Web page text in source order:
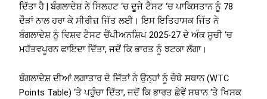
ਦਿੱਤਾ ਹੈ | ਬੰਗਲਾਦੇਸ਼ ਨੇ ਸਿਲਹਟ ‘ਚ ਦੂਜੇ ਟੈਸਟ ‘ਚ ਪਾਕਿਸਤਾਨ ਨੂੰ 78
ਦੌੜਾਂ ਨਾਲ ਹਰਾ ਕੇ ਸੀਰੀਜ਼ ਜਿੱਤ ਲਈ। ਇਸ ਇਤਿਹਾਸਕ ਜਿੱਤ ਨੇ
ਬੰਗਲਾਦੇਸ਼ ਨੂੰ ਵਿਸ਼ਵ ਟੈਸਟ ਚੈਂਪੀਅਨਸ਼ਿਪ 2025-27 ਦੇ ਅੰਕ ਸੂਚੀ ‘ਚ
ਮਹੱਤਵਪੂਰਨ ਫਾਇਦਾ ਦਿੱਤਾ, ਜਦੋਂ ਕਿ ਭਾਰਤ ਨੂੰ ਝਟਕਾ ਲੱਗਾ।
ਬੰਗਲਾਦੇਸ਼ ਦੀਆਂ ਲਗਾਤਾਰ ਦੋ ਜਿੱਤਾਂ ਨੇ ਉਨ੍ਹਾਂ ਨੂੰ ਚੌਥੇ ਸਥਾਨ (WTC
Points Table) ‘ਤੇ ਪਹੁੰਚਾ ਦਿੱਤਾ, ਜਦੋਂ ਕਿ ਭਾਰਤ ਛੇਵੇਂ ਸਥਾਨ ‘ਤੇ ਖਿਸਕ